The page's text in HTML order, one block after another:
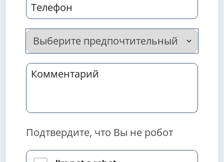
Подтвердите, что Вы не робот